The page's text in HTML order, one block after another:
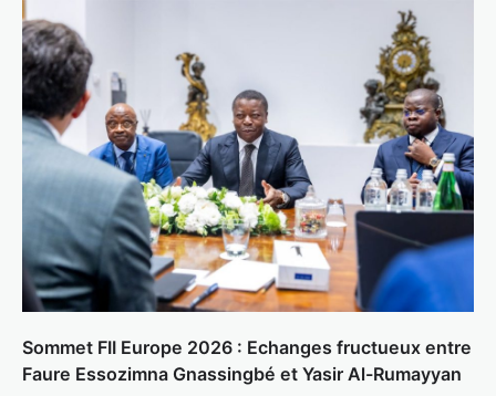
Sommet FII Europe 2026 : Echanges fructueux entre
Faure Essozimna Gnassingbé et Yasir Al-Rumayyan